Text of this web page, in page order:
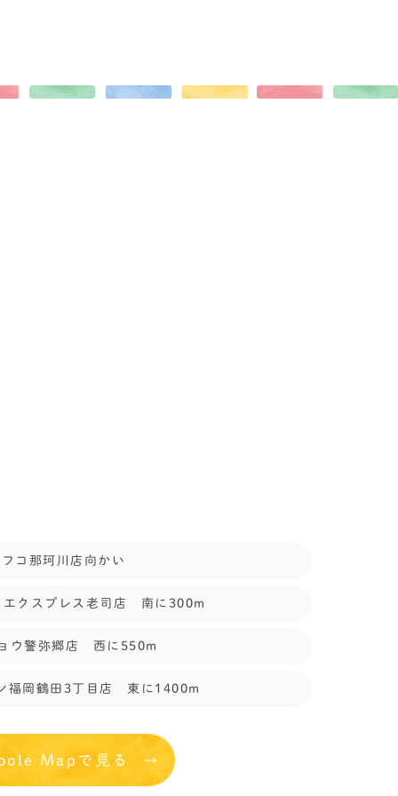
フコ那珂川店向かい
エクスプレス老司店 南に300m
ウ警弥郷店 西に550m
福岡鶴田3丁目店 東に1400m
Mapで見る